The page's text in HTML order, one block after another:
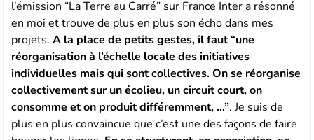
l’émission “La Terre au Carré” sur France Inter a résonné
en moi et trouve de plus en plus son écho dans mes
projets.A la place de petits gestes, il faut “une
réorganisation à l’échelle locale des initiatives
individuelles mais qui sont collectives. On se réorganise
collectivement sur un écolieu, un circuit court, on
consomme et on produit différemment, …”. Je suis de
plus en plus convaincue que c’est une des façons de faire